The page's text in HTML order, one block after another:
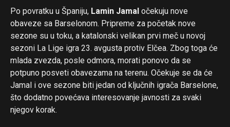
Po povratku u Španiju, Lamin Jamal očekuju nove
obaveze sa Barselonom. Pripreme za početak nove
sezone su u toku, a katalonski velikan prvi meč u novoj
sezoni La Lige igra 23. avgusta protiv Elčea. Zbog toga će
mlada zvezda, posle odmora, morati ponovo da se
potpuno posveti obavezama na terenu. Očekuje se da će
Jamal i ove sezone biti jedan od ključnih igrača Barselone,
što dodatno povećava interesovanje javnosti za svaki
njegov korak.